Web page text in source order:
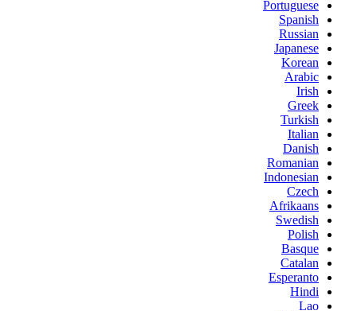
Portuguese
Spanish
Russian
Japanese
Korean
Arabic
Irish
Greek
Turkish
Italian
Danish
Romanian
Indonesian
Czech
Afrikaans
Swedish
Polish
Basque
Catalan
Esperanto
Hindi
Lao